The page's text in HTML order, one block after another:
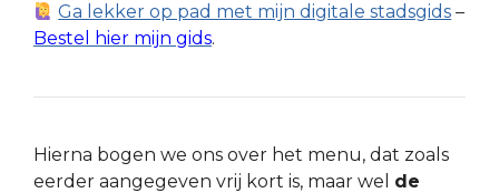
Ga lekker op pad met mijn digitale stadsgids –
Bestel hier mijn gids.
Hierna bogen we ons over het menu, dat zoals
eerder aangegeven vrij kort is, maar wel de